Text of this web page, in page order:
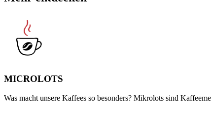
MICROLOTS
Was macht unsere Kaffees so besonders? Mikrolots sind